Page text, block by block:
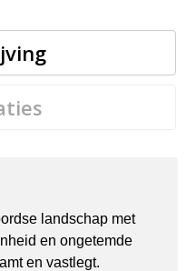
landschap met
en ongetemde
en vastlegt.